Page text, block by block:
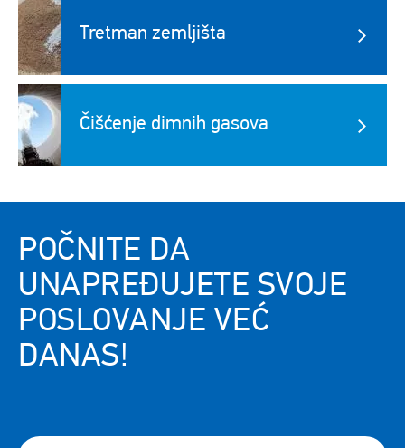
Image
Tretman zemljišta
Image
Čišćenje dimnih gasova
POČNITE DA
UNAPREĐUJETE SVOJE
POSLOVANJE VEĆ
DANAS!